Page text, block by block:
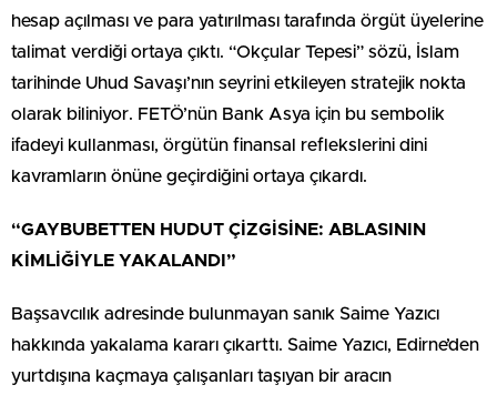
hesap açılması ve para yatırılması tarafında örgüt üyelerine
talimat verdiği ortaya çıktı. “Okçular Tepesi” sözü, İslam
tarihinde Uhud Savaşı’nın seyrini etkileyen stratejik nokta
olarak biliniyor. FETÖ’nün Bank Asya için bu sembolik
ifadeyi kullanması, örgütün finansal reflekslerini dini
kavramların önüne geçirdiğini ortaya çıkardı.
“GAYBUBETTEN HUDUT ÇİZGİSİNE: ABLASININ
KİMLİĞİYLE YAKALANDI”
Başsavcılık adresinde bulunmayan sanık Saime Yazıcı
hakkında yakalama kararı çıkarttı. Saime Yazıcı, Edirne’den
yurtdışına kaçmaya çalışanları taşıyan bir aracın